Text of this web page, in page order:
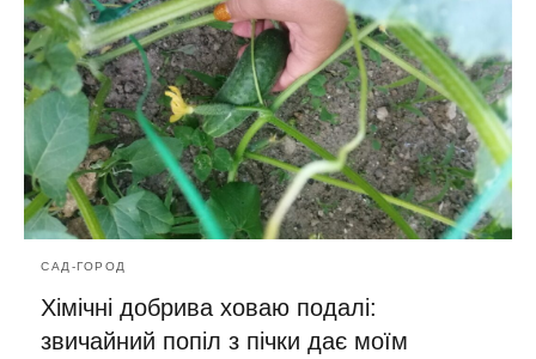
САД-ГОРОД
Хімічні добрива ховаю подалі:
звичайний попіл з пічки дає моїм